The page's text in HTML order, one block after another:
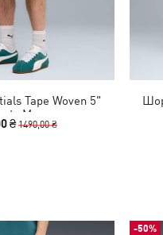
Tape Woven 5"
Men
₴1490,00 ₴
-50%